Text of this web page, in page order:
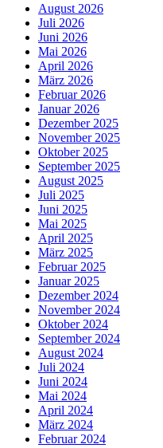
August 2026
Juli 2026
Juni 2026
Mai 2026
April 2026
März 2026
Februar 2026
Januar 2026
Dezember 2025
November 2025
Oktober 2025
September 2025
August 2025
Juli 2025
Juni 2025
Mai 2025
April 2025
März 2025
Februar 2025
Januar 2025
Dezember 2024
November 2024
Oktober 2024
September 2024
August 2024
Juli 2024
Juni 2024
Mai 2024
April 2024
März 2024
Februar 2024